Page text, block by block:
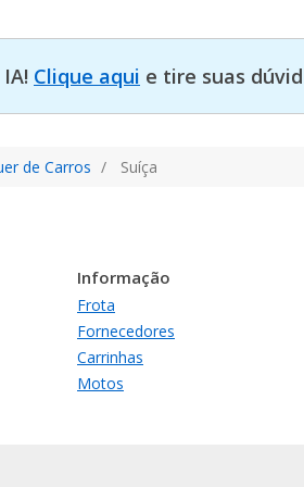
Clique aqui e tire suas
de Carros Suíça
Informação
Frota
Fornecedores
Carrinhas
Motos